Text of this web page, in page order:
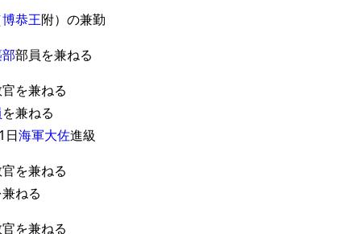
博恭王附）の兼勤
部員を兼ねる
を兼ねる
を兼ねる
日海軍大佐進級
を兼ねる
ねる
を兼ねる